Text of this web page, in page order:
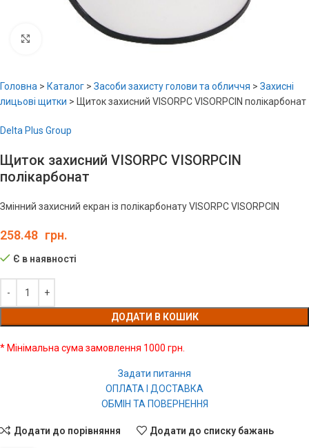
Головна > Каталог > Засоби захисту голови та обличчя > Захисні
лицьові щитки > Щиток захисний VISORPC VISORPCIN полікарбонат
Delta Plus Group
Щиток захисний VISORPC VISORPCIN
полікарбонат
Змінний захисний екран із полікарбонату VISORPC VISORPCIN
258.48 грн.
Є в наявності
ДОДАТИ В КОШИК
* Мінімальна сума замовлення 1000 грн.
Задати питання
ОПЛАТА І ДОСТАВКА
ОБМІН ТА ПОВЕРНЕННЯ
Додати до порівняння Додати до списку бажань